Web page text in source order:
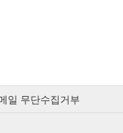
일 무단수집거부